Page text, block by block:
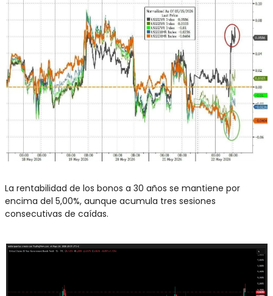
La rentabilidad de los bonos a 30 años se mantiene por
encima del 5,00%, aunque acumula tres sesiones
consecutivas de caídas.